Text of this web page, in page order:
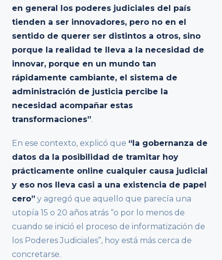
en general los poderes judiciales del país
tienden a ser innovadores, pero no en el
sentido de querer ser distintos a otros, sino
porque la realidad te lleva a la necesidad de
innovar, porque en un mundo tan
rápidamente cambiante, el sistema de
administración de justicia percibe la
necesidad acompañar estas
transformaciones”.
En ese contexto, explicó que “la gobernanza de
datos da la posibilidad de tramitar hoy
prácticamente online cualquier causa judicial
y eso nos lleva casi a una existencia de papel
cero” y agregó que aquello que parecía una
utopía 15 o 20 años atrás “o por lo menos de
cuando se inició el proceso de informatización de
los Poderes Judiciales”, hoy está más cerca de
concretarse.